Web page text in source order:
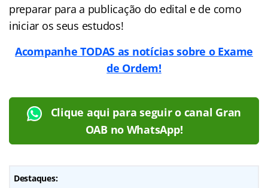
preparar para a publicação do edital e de como
iniciar os seus estudos!
Acompanhe TODAS as notícias sobre o Exame
de Ordem!
Clique aqui para seguir o canal Gran
OAB no WhatsApp!
Destaques: